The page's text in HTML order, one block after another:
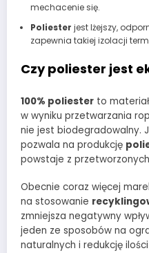
mechacenie się.
Poliester jest lżejszy,
zapewnia takiej izolacji
Czy poliester jest
100% poliester to
w wyniku przetwarzania
nie jest biodegradowalny.
pozwala na produkcję
powstaje z przetworzonych
Obecnie coraz więcej
na stosowanie
zmniejsza negatywny
jeden ze sposobów na
naturalnych i redukcję